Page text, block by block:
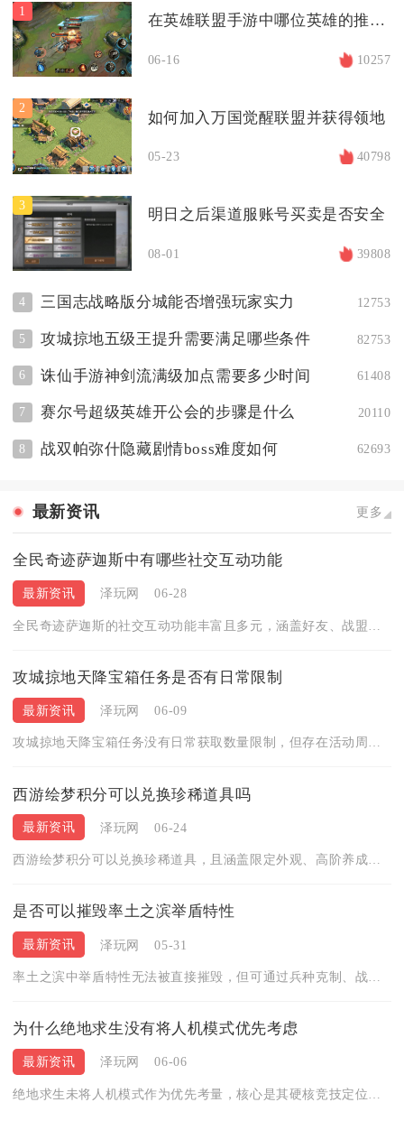
1
在英雄联盟手游中哪位英雄的推塔能力最强
06-16 10257
2
如何加入万国觉醒联盟并获得领地
05-23 40798
3
明日之后渠道服账号买卖是否安全
08-01 39808
4 三国志战略版分城能否增强玩家实力 12753
5 攻城掠地五级王提升需要满足哪些条件 82753
6 诛仙手游神剑流满级加点需要多少时间 61408
7 赛尔号超级英雄开公会的步骤是什么 20110
8 战双帕弥什隐藏剧情boss难度如何 62693
最新资讯 更多
全民奇迹萨迦斯中有哪些社交互动功能
最新资讯 泽玩网 06-28
攻城掠地天降宝箱任务是否有日常限制
最新资讯 泽玩网 06-09
攻城掠地天降宝箱任务没有日常获取数量限制，但存在活动周期内的...
西游绘梦积分可以兑换珍稀道具吗
最新资讯 泽玩网 06-24
是否可以摧毁率土之滨举盾特性
最新资讯 泽玩网 05-31
为什么绝地求生没有将人机模式优先考虑
最新资讯 泽玩网 06-06